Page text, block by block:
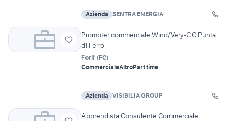
Azienda SENTRA ENERGIA
Promoter commerciale Wind/Very-C.C Punta
di Ferro
Forli' (FC)
CommercialeAltroPart time
Azienda VISIBILIA GROUP
Apprendista Consulente Commerciale